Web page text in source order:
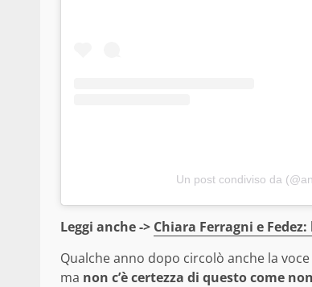
Un post condiviso da
Leggi anche -> Chiara Ferragni e
Qualche anno dopo circolò anche la
ma non c’è certezza di questo come